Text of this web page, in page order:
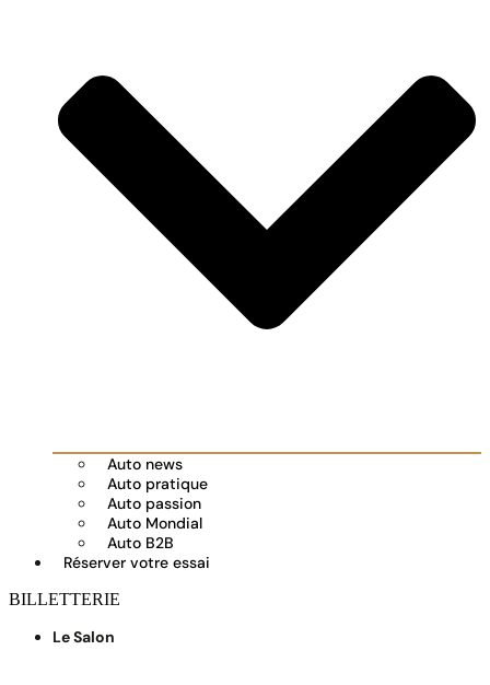
Auto news
Auto pratique
Auto passion
Auto Mondial
Auto B2B
Réserver votre essai
BILLETTERIE
Le Salon